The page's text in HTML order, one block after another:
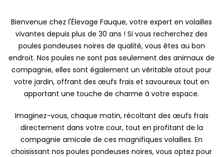
Bienvenue chez l'Élevage Fauque, votre expert en volailles
vivantes depuis plus de 30 ans ! Si vous recherchez des
poules pondeuses noires de qualité, vous êtes au bon
endroit. Nos poules ne sont pas seulement des animaux de
compagnie, elles sont également un véritable atout pour
votre jardin, offrant des œufs frais et savoureux tout en
apportant une touche de charme à votre espace.
Imaginez-vous, chaque matin, récoltant des œufs frais
directement dans votre cour, tout en profitant de la
compagnie amicale de ces magnifiques volailles. En
choisissant nos poules pondeuses noires, vous optez pour